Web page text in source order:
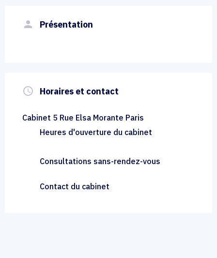
person Présentation
query_builder Horaires et contact
Cabinet 5 Rue Elsa Morante Paris
Heures d'ouverture du cabinet
Consultations sans-rendez-vous
Contact du cabinet